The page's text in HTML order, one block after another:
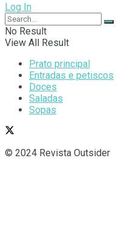
Log In
No Result
View All Result
Prato principal
Entradas e petiscos
Doces
Saladas
Sopas
© 2024 Revista Outsider